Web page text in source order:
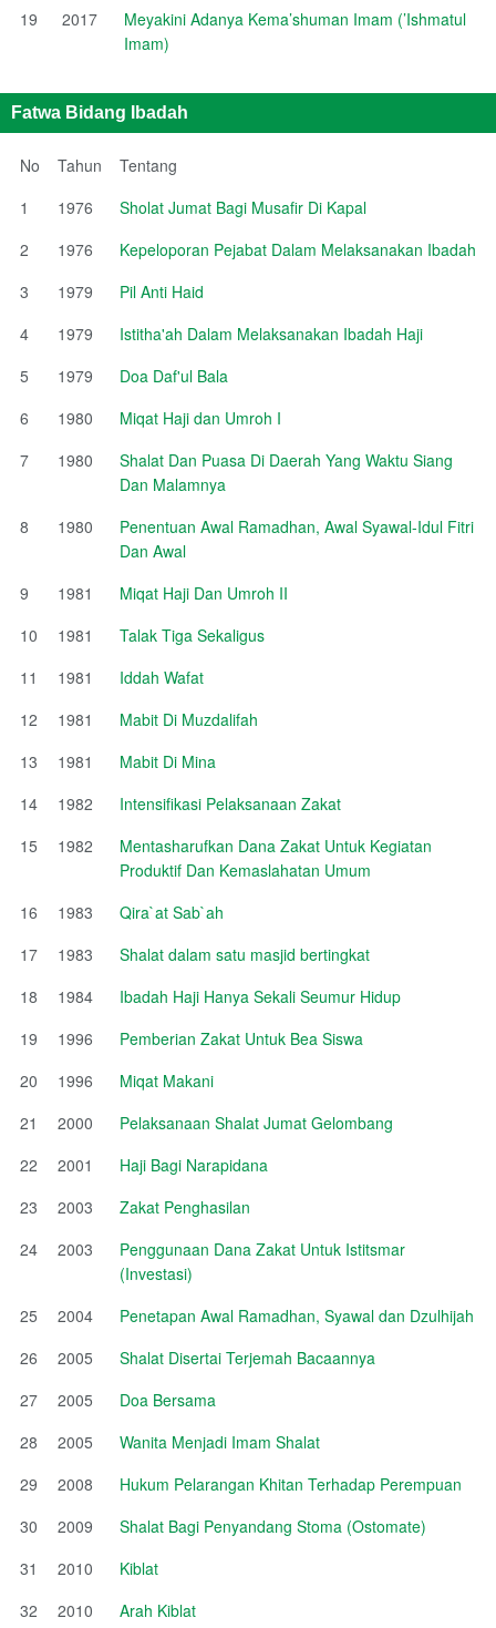
19
2017
Meyakini Adanya Kema’shuman Imam (’Ishmatul
Imam)
Fatwa Bidang Ibadah
No Tahun
Tentang
1
1976
Sholat Jumat Bagi Musafir Di Kapal
2
1976
Kepeloporan Pejabat Dalam Melaksanakan Ibadah
3
1979
Pil Anti Haid
4
1979
Istitha'ah Dalam Melaksanakan Ibadah Haji
5
1979
Doa Daf'ul Bala
6
1980
Miqat Haji dan Umroh I
7
1980
Shalat Dan Puasa Di Daerah Yang Waktu Siang
Dan Malamnya
8
1980
Penentuan Awal Ramadhan, Awal Syawal-Idul Fitri
Dan Awal
9
1981
Miqat Haji Dan Umroh II
10
1981
Talak Tiga Sekaligus
11
1981
Iddah Wafat
12
1981
Mabit Di Muzdalifah
13
1981
Mabit Di Mina
14
1982
Intensifikasi Pelaksanaan Zakat
15
1982
Mentasharufkan Dana Zakat Untuk Kegiatan
Produktif Dan Kemaslahatan Umum
16
1983
Qira`at Sab`ah
17
1983
Shalat dalam satu masjid bertingkat
18
1984
Ibadah Haji Hanya Sekali Seumur Hidup
19
1996
Pemberian Zakat Untuk Bea Siswa
20
1996
Miqat Makani
21
2000
Pelaksanaan Shalat Jumat Gelombang
22
2001
Haji Bagi Narapidana
23
2003
Zakat Penghasilan
24
2003
Penggunaan Dana Zakat Untuk Istitsmar
(Investasi)
25
2004
Penetapan Awal Ramadhan, Syawal dan Dzulhijah
26
2005
Shalat Disertai Terjemah Bacaannya
27
2005
Doa Bersama
28
2005
Wanita Menjadi Imam Shalat
29
2008
Hukum Pelarangan Khitan Terhadap Perempuan
30
2009
Shalat Bagi Penyandang Stoma (Ostomate)
31
2010
Kiblat
32
2010 Arah Kiblat